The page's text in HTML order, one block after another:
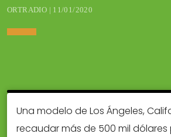
ORTRADIO | 11/01/2020
Una modelo de Los Ángeles,
recaudar más de 500 mil